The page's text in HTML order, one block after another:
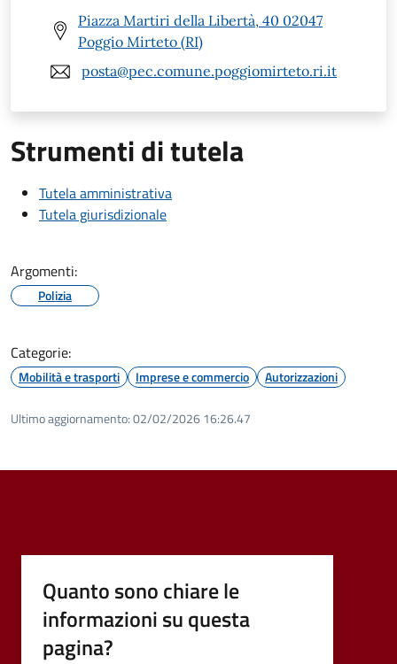
Piazza Martiri della Libertà, 40 02047
Poggio Mirteto (RI)
posta@pec.comune.poggiomirteto.ri.it
Strumenti di tutela
Tutela amministrativa
Tutela giurisdizionale
Argomenti:
Polizia
Categorie:
Mobilità e trasporti Imprese e commercio Autorizzazioni
Ultimo aggiornamento:02/02/2026 16:26.47
Quanto sono chiare le
informazioni su questa
pagina?